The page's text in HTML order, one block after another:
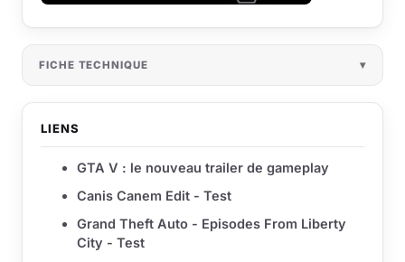
FICHE TECHNIQUE
LIENS
GTA V : le nouveau trailer de gameplay
Canis Canem Edit - Test
Grand Theft Auto - Episodes From Liberty
City - Test